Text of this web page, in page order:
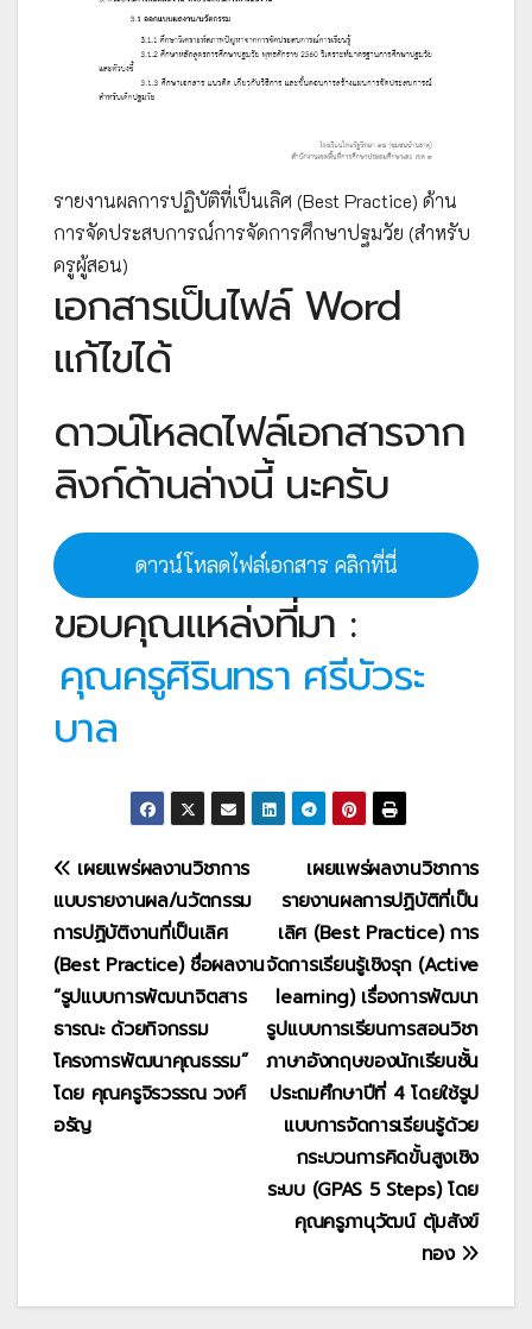
รายงานผลการปฏิบัติที่เป็นเลิศ (Best Practice) ด้าน
การจัดประสบการณ์การจัดการศึกษาปฐมวัย (สำหรับ
ครูผู้สอน)
เอกสารเป็นไฟล์ Word
แก้ไขได้
ดาวน์โหลดไฟล์เอกสารจาก
ลิงก์ด้านล่างนี้ นะครับ
ดาวน์โหลดไฟล์เอกสาร คลิกที่นี่
ขอบคุณแหล่งที่มา :
คุณครูศิรินทรา ศรีบัวระ
บาล
แนะแนว
เรื่อง
เผยแพร่ผลงานวิชาการ
รายงานผลการปฏิบัติที่เป็น
เลิศ (Best Practice) การ
จัดการเรียนรู้เชิงรุก (Active
learning) เรื่องการพัฒนา
รูปแบบการเรียนการสอนวิชา
ภาษาอังกฤษของนักเรียนชั้น
ประถมศึกษาปีที่ 4 โดยใช้รูป
แบบการจัดการเรียนรู้ด้วย
กระบวนการคิดขั้นสูงเชิง
ระบบ (GPAS 5 Steps) โดย
คุณครูภานุวัฒน์ ตุ้มสังข์
ทอง
เผยแพร่ผลงานวิชาการ
แบบรายงานผล/นวัตกรรม
การปฏิบัติงานที่เป็นเลิศ
(Best Practice) ชื่อผลงาน
“รูปแบบการพัฒนาจิตสาร
ธารณะ ด้วยกิจกรรม
โครงการพัฒนาคุณธรรม”
โดย คุณครูจิรวรรณ วงศ์
อรัญ